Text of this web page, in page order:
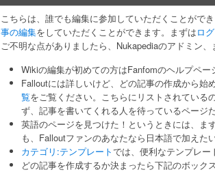
こちらは、誰でも編集に参加していただくことがで
事の編集をしていただくことができます。まずはロ
ご不明な点がありましたら、Nukapediaのアドミン、
Wikiの編集が初めての方はFanfomのヘルプペー
Falloutには詳しいけど、どの記事の作成から始
覧をご覧ください。こちらにリストされている
ず、記事を書いてくれる人を待っているページた
英語のページを見つけた！というときには、ま
も、Falloutファンのあなたなら日本語で加えた
カテゴリ:テンプレートでは、便利なテンプレー
どの記事を作成するか決まったら下記のボック